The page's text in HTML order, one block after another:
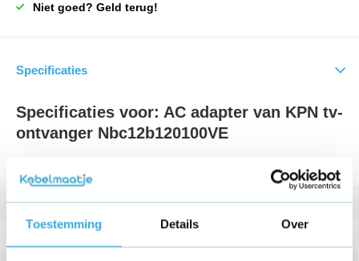
Toestemming Details Over
Niet goed? Geld terug!
Specificaties
Specificaties voor: AC adapter van KPN tv-
ontvanger Nbc12b120100VE
Kpn DIW7022 TVBox
Kleur Zwart